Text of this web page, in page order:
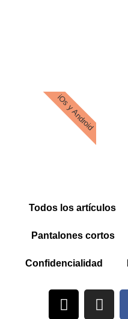
iOs y Android
Todos los artículos
Pantalones cortos
Confidencialidad